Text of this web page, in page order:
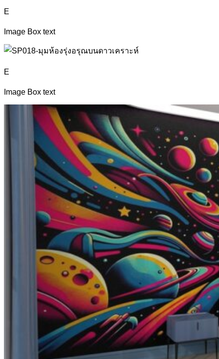
E
Image Box text
E
Image Box text